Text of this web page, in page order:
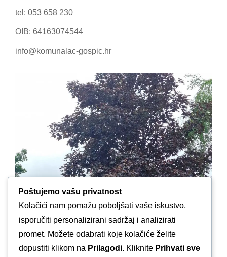
tel: 053 658 230
ΟΙΒ: 64163074544
info@komunalac-gospic.hr
Poštujemo vašu privatnost
Kolačići nam pomažu poboljšati vaše iskustvo,
isporučiti personalizirani sadržaj i analizirati
promet. Možete odabrati koje kolačiće želite
dopustiti klikom na Prilagodi. Kliknite Prihvati sve